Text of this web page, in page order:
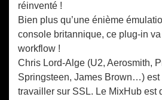
réinventé !
Bien plus qu’une énième
console britannique, ce plug-in
workflow !
Chris Lord-Alge (U2, Aerosmith,
Springsteen, James Brown…) est
travailler sur SSL. Le MixHub est